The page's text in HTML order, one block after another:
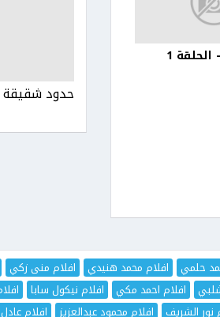
حدود شقيقة
حلمي افلام محمد هنيدي افلام منى زكي
افلام احمد مكي افلام نيكول سابا
نور الشريف افلام محمود عبدالعزيز افلام